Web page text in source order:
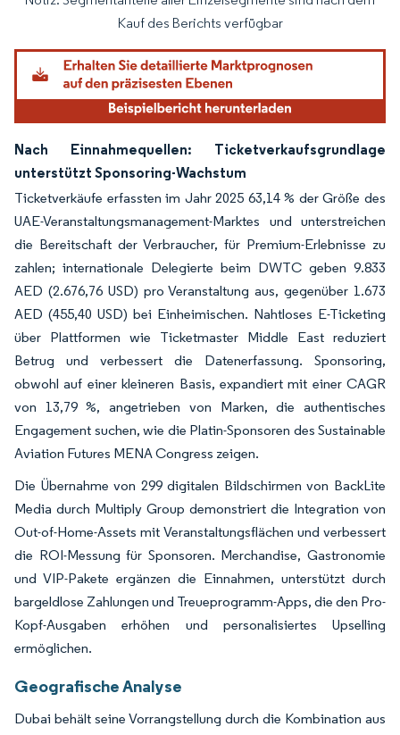
Bild © Mordor Intelligence. Wiederverwendung erfordert Namensnennung
Kauf des Berichts verfügbar
Nach Einnahmequellen: Ticketverkaufsgrundlage
unterstützt Sponsoring-Wachstum
Ticketverkäufe erfassten im Jahr 2025 63,14 % der Größe des
UAE-Veranstaltungsmanagement-Marktes und unterstreichen
die Bereitschaft der Verbraucher, für Premium-Erlebnisse zu
zahlen; internationale Delegierte beim DWTC geben 9.833
AED (2.676,76 USD) pro Veranstaltung aus, gegenüber 1.673
AED (455,40 USD) bei Einheimischen. Nahtloses E-Ticketing
über Plattformen wie Ticketmaster Middle East reduziert
Betrug und verbessert die Datenerfassung. Sponsoring,
obwohl auf einer kleineren Basis, expandiert mit einer CAGR
von 13,79 %, angetrieben von Marken, die authentisches
Engagement suchen, wie die Platin-Sponsoren des Sustainable
Aviation Futures MENA Congress zeigen.
Die Übernahme von 299 digitalen Bildschirmen von BackLite
Media durch Multiply Group demonstriert die Integration von
Out-of-Home-Assets mit Veranstaltungsflächen und verbessert
die ROI-Messung für Sponsoren. Merchandise, Gastronomie
und VIP-Pakete ergänzen die Einnahmen, unterstützt durch
bargeldlose Zahlungen und Treueprogramm-Apps, die den Pro-
Kopf-Ausgaben erhöhen und personalisiertes Upselling
ermöglichen.
Geografische Analyse
Dubai behält seine Vorrangstellung durch die Kombination aus